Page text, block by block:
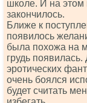
школе. И на этом
закончилось.
Ближе к
появилось
была похожа на
грудь
эротических
очень боялся
будет считать